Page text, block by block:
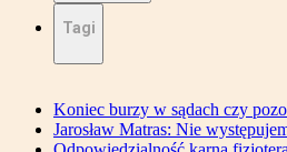
Tagi
Koniec burzy w sądach czy
Jarosław Matras: Nie